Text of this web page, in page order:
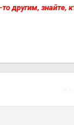
другим, знайте,